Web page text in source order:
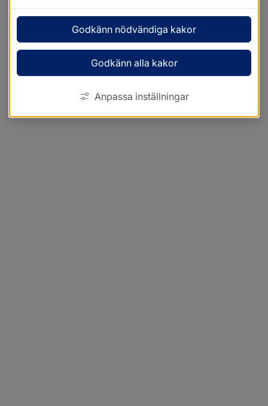
Godkänn nödvändiga kakor
Godkänn alla kakor
Anpassa inställningar